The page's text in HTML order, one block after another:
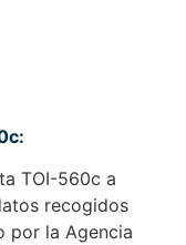
TOI-560c a
recogidos
por la Agencia